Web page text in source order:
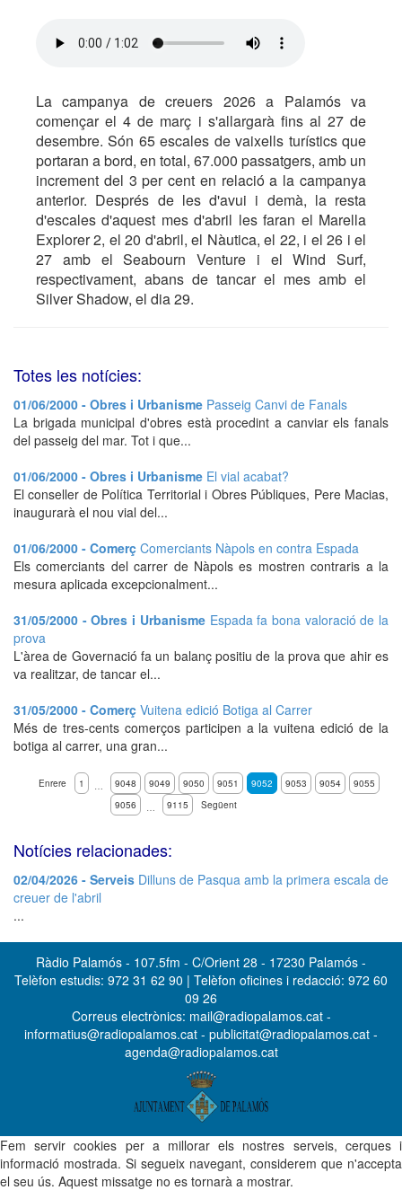
La campanya de creuers 2026 a Palamós va
començar el 4 de març i s'allargarà fins al 27 de
desembre. Són 65 escales de vaixells turístics que
portaran a bord, en total, 67.000 passatgers, amb un
increment del 3 per cent en relació a la campanya
anterior. Després de les d'avui i demà, la resta
d'escales d'aquest mes d'abril les faran el Marella
Explorer 2, el 20 d'abril, el Nàutica, el 22, i el 26 i el
27 amb el Seabourn Venture i el Wind Surf,
respectivament, abans de tancar el mes amb el
Silver Shadow, el dia 29.
Totes les notícies:
01/06/2000 - Obres i Urbanisme Passeig Canvi de Fanals
La brigada municipal d'obres està procedint a canviar els fanals
del passeig del mar. Tot i que...
01/06/2000 - Obres i Urbanisme El vial acabat?
El conseller de Política Territorial i Obres Públiques, Pere Macias,
inaugurarà el nou vial del...
01/06/2000 - Comerç Comerciants Nàpols en contra Espada
Els comerciants del carrer de Nàpols es mostren contraris a la
mesura aplicada excepcionalment...
31/05/2000 - Obres i Urbanisme Espada fa bona valoració de la
prova
L'àrea de Governació fa un balanç positiu de la prova que ahir es
va realitzar, de tancar el...
31/05/2000 - Comerç Vuitena edició Botiga al Carrer
Més de tres-cents comerços participen a la vuitena edició de la
botiga al carrer, una gran...
Enrere 1 … 9048 9049 9050 9051 9052 9053 9054
9055
9056
… 9115 Següent
Notícies relacionades:
02/04/2026 - Serveis Dilluns de Pasqua amb la primera escala de
creuer de l'abril
...
Ràdio Palamós - 107.5fm - C/Orient 28 - 17230 Palamós -
Telèfon estudis: 972 31 62 90 | Telèfon oficines i redacció: 972 60
09 26
Correus electrònics: mail@radiopalamos.cat -
informatius@radiopalamos.cat - publicitat@radiopalamos.cat -
agenda@radiopalamos.cat
Fem servir cookies per a millorar els nostres serveis, cerques i
informació mostrada. Si segueix navegant, considerem que n'accepta
el seu ús. Aquest missatge no es tornarà a mostrar.